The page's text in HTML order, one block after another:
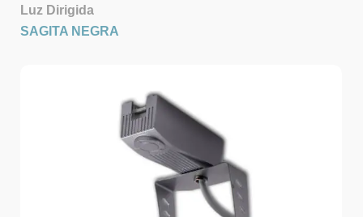
Luz Dirigida
SAGITA NEGRA